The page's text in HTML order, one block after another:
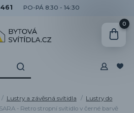
PO-PÁ 8:30 - 14:30
0
Lustry a závěsná svítidla
Lustry do
- Retro stropní svítidlo v černé barvě